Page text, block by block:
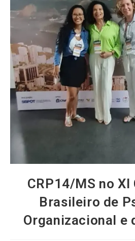
CRP14/MS no XI
Brasileiro de
Organizacional e